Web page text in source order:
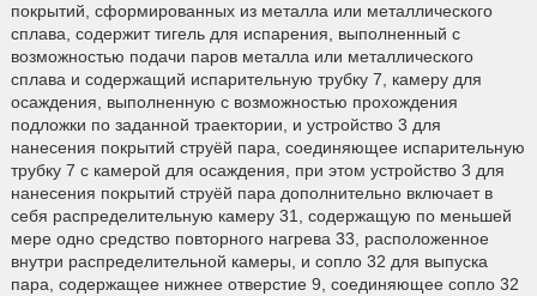
покрытий, сформированных из металла или металлического
сплава, содержит тигель для испарения, выполненный с
возможностью подачи паров металла или металлического
сплава и содержащий испарительную трубку 7, камеру для
осаждения, выполненную с возможностью прохождения
подложки по заданной траектории, и устройство 3 для
нанесения покрытий струёй пара, соединяющее испарительную
трубку 7 с камерой для осаждения, при этом устройство 3 для
нанесения покрытий струёй пара дополнительно включает в
себя распределительную камеру 31, содержащую по меньшей
мере одно средство повторного нагрева 33, расположенное
внутри распределительной камеры, и сопло 32 для выпуска
пара, содержащее нижнее отверстие 9, соединяющее сопло 32